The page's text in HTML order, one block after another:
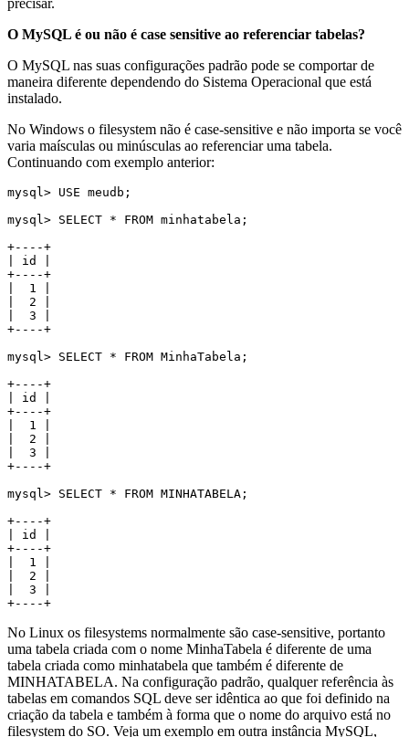
precisar.
O MySQL é ou não é case sensitive ao referenciar tabelas?
O MySQL nas suas configurações padrão pode se comportar de
maneira diferente dependendo do Sistema Operacional que está
instalado.
No Windows o filesystem não é case-sensitive e não importa se você
varia maísculas ou minúsculas ao referenciar uma tabela.
Continuando com exemplo anterior:
mysql> USE meudb;
mysql> SELECT * FROM minhatabela;
+----+
| id |
+----+
|  1 |
|  2 |
|  3 |
+----+
mysql> SELECT * FROM MinhaTabela;
+----+
| id |
+----+
|  1 |
|  2 |
|  3 |
+----+
mysql> SELECT * FROM MINHATABELA;
+----+
| id |
+----+
|  1 |
|  2 |
|  3 |
+----+
No Linux os filesystems normalmente são case-sensitive, portanto
uma tabela criada com o nome MinhaTabela é diferente de uma
tabela criada como minhatabela que também é diferente de
MINHATABELA. Na configuração padrão, qualquer referência às
tabelas em comandos SQL deve ser idêntica ao que foi definido na
criação da tabela e também à forma que o nome do arquivo está no
filesystem do SO. Veja um exemplo em outra instância MySQL,